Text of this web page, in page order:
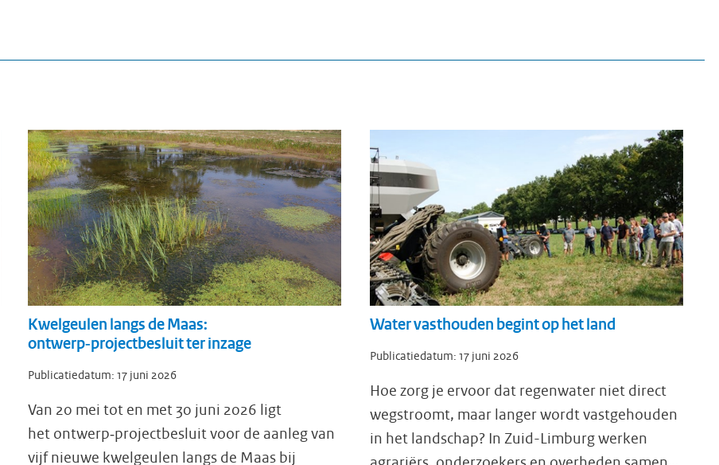
Kwelgeulen langs de Maas:
ontwerp‑projectbesluit ter inzage
Publicatiedatum: 17 juni 2026
Van 20 mei tot en met 30 juni 2026 ligt
het ontwerp‑projectbesluit voor de aanleg van
vijf nieuwe kwelgeulen langs de Maas bij
Water vasthouden begint op het land
Publicatiedatum: 17 juni 2026
Hoe zorg je ervoor dat regenwater niet direct
wegstroomt, maar langer wordt vastgehouden
in het landschap? In Zuid-Limburg werken